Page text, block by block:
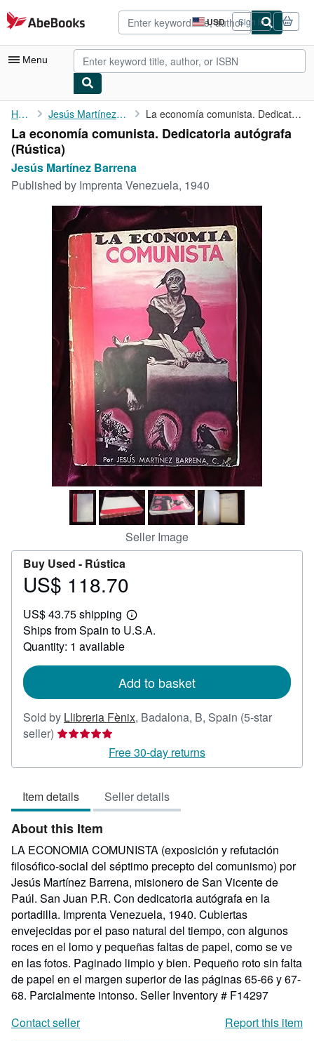
Skip to main content
AbeBooks.com USD
Site
shopping
preferences
Sign in
Menu
My Account
My Purchases
Advanced Search
Browse Collections
Art & Collectibles
CLOSE
Home Jesús Martínez Barrena La economía comunista. Dedicatoria autógrafa
La economía comunista. Dedicatoria autógrafa
(Rústica)
Jesús Martínez Barrena
Published by Imprenta Venezuela, 1940
Seller Image
Buy Used - Rústica
Price
118.70
US$ 118.70
US$ 43.75 shipping
Learn
more
Ships from Spain to U.S.A.
Quantity: 1 available
Add to basket
Sold by Llibreria Fènix, Badalona, B, Spain (5-star
seller) Seller
5
of
5
stars
Free 30-day returns
Item details Seller details
About this Item
LA ECONOMIA COMUNISTA (exposición y refutación
filosófico-social del séptimo precepto del comunismo) por
Jesús Martínez Barrena, misionero de San Vicente de
Paúl. San Juan P.R. Con dedicatoria autógrafa en la
portadilla. Imprenta Venezuela, 1940. Cubiertas
envejecidas por el paso natural del tiempo, con algunos
roces en el lomo y pequeñas faltas de papel, como se ve
en las fotos. Paginado limpio y bien. Pequeño roto sin falta
de papel en el margen superior de las páginas 65-66 y 67-
68. Parcialmente intonso. Seller Inventory # F14297
Contact seller
Report this item